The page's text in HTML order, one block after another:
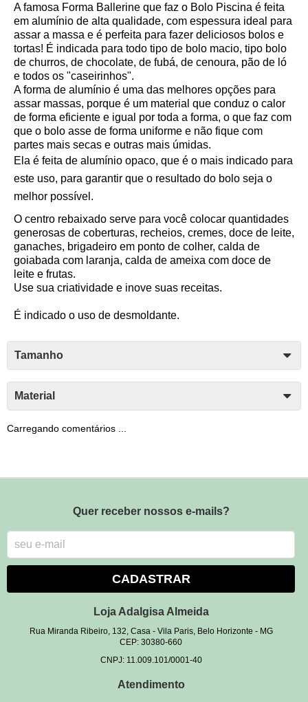
A famosa Forma Ballerine que faz o Bolo Piscina é feita
em alumínio de alta qualidade, com espessura ideal para
assar a massa e é perfeita para fazer deliciosos bolos e
tortas! É indicada para todo tipo de bolo macio, tipo bolo
de churros, de chocolate, de fubá, de cenoura, pão de ló
e todos os "caseirinhos".
A forma de alumínio é uma das melhores opções para
assar massas, porque é um material que conduz o calor
de forma eficiente e igual por toda a forma, o que faz com
que o bolo asse de forma uniforme e não fique com
partes mais secas e outras mais úmidas.
Ela é feita de alumínio opaco, que é o mais indicado para
este uso, para garantir que o resultado do bolo seja o
melhor possível.
O centro rebaixado serve para você colocar quantidades
generosas de coberturas, recheios, cremes, doce de leite,
ganaches, brigadeiro em ponto de colher, calda de
goiabada com laranja, calda de ameixa com doce de
leite e frutas.
Use sua criatividade e inove suas receitas.
É indicado o uso de desmoldante.
Tamanho
Material
Carregando comentários ...
Quer receber nossos e-mails?
CADASTRAR
Loja Adalgisa Almeida
Rua Miranda Ribeiro, 132, Casa- Vila Paris, Belo Horizonte - MG
CEP: 30380-660
CNPJ: 11.009.101/0001-40
Atendimento